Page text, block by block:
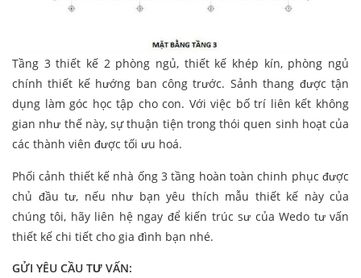
Tầng 3 thiết kế 2 phòng ngủ, thiết kế khép kín, phòng ngủ
chính thiết kế hướng ban công trước. Sảnh thang được tận
dụng làm góc học tập cho con. Với việc bố trí liên kết không
gian như thế này, sự thuận tiện trong thói quen sinh hoạt của
các thành viên được tối ưu hoá.
Phối cảnh thiết kế nhà ống 3 tầng hoàn toàn chinh phục được
chủ đầu tư, nếu như bạn yêu thích mẫu thiết kế này của
chúng tôi, hãy liên hệ ngay để kiến trúc sư của Wedo tư vấn
thiết kế chi tiết cho gia đình bạn nhé.
GỬI YÊU CẦU TƯ VẤN: